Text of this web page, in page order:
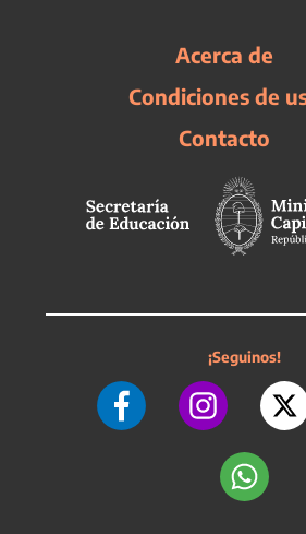
Acerca de
Condiciones de
Contacto
¡Seguinos!